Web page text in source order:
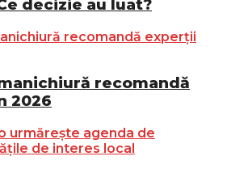
decizie au luat?
recomandă
2026